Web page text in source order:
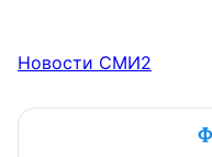
Новости СМИ2